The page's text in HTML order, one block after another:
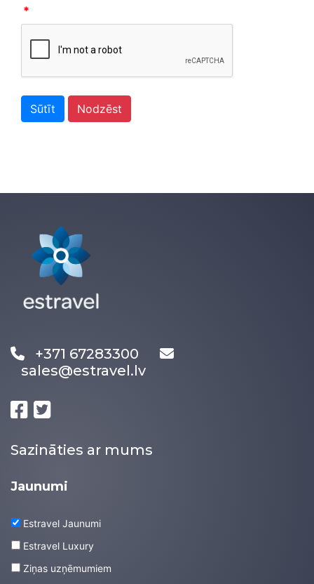
*
Sūtīt Nodzēst
+371 67283300
sales@estravel.lv
Sazināties ar mums
Jaunumi
Estravel Jaunumi
Estravel Luxury
Ziņas uzņēmumiem